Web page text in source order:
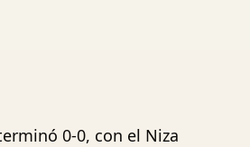
0-0, con el Niza